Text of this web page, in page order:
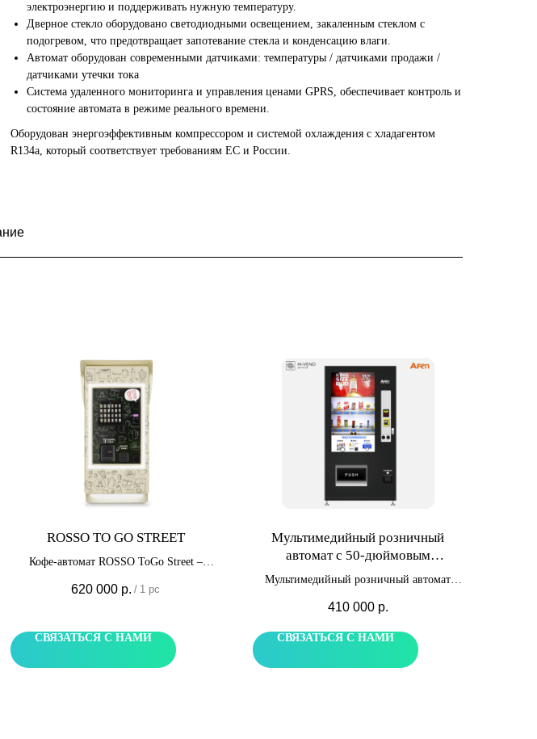
электроэнергию и поддерживать нужную температуру.
Дверное стекло оборудовано светодиодными освещением, закаленным стеклом с
подогревом, что предотвращает запотевание стекла и конденсацию влаги.
Автомат оборудован современными датчиками: температуры / датчиками продажи /
датчиками утечки тока
Система удаленного мониторинга и управления ценами GPRS, обеспечивает контроль и
состояние автомата в режиме реального времени.
Оборудован энергоэффективным компрессором и системой охлаждения с хладагентом
R134a, который соответствует требованиям ЕС и России.
ROSSO TO GO STREET
Кофе-автомат ROSSO ToGo Street –
продающую горячие напитки в
Автомат позволяет продавать 24
наименования горячих напитков.
620 000 р. / 1 pc
СВЯЗАТЬСЯ С НАМИ
Мультимедийный розничный
автомат с 50-дюймовым
сенсорным экраном
Мультимедийный розничный автомат
позволит разместить до 600 товарных
позиций и размещать интерактивную
информацию на большом экране.
410 000 р.
СВЯЗАТЬСЯ С НАМИ